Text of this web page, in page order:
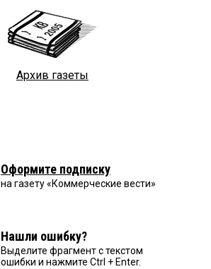
Архив газеты
Оформите подписку
на газету «Коммерческие вести»
Нашли ошибку?
Выделите фрагмент с текстом
ошибки и нажмите Ctrl + Enter.